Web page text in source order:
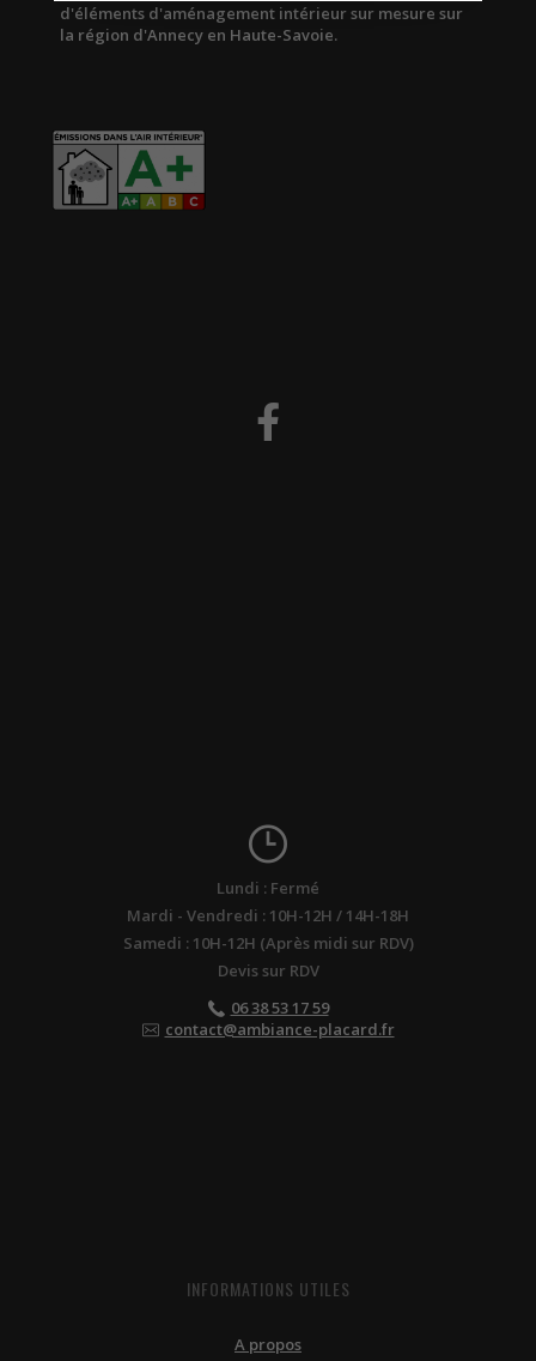
d'éléments d'aménagement intérieur sur mesure sur
la région d'Annecy en Haute-Savoie.
Lundi : Fermé
Mardi - Vendredi : 10H-12H / 14H-18H
Samedi : 10H-12H (Après midi sur RDV)
Devis sur RDV
06 38 53 17 59
contact@ambiance-placard.fr
INFORMATIONS UTILES
A propos